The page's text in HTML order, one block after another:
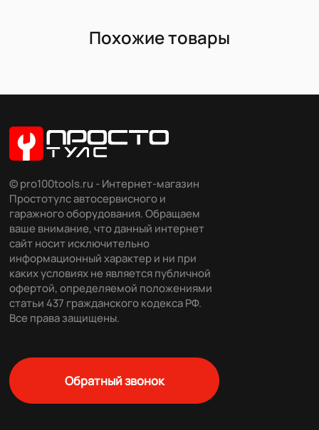
Похожие товары
© pro100tools.ru - Интернет-магазин
Простотулс автосервисного и
гаражного оборудования. Обращаем
ваше внимание, что данный интернет
сайт носит исключительно
информационный характер и ни при
каких условиях не является публичной
офертой, определяемой положениями
статьи 437 гражданского кодекса РФ.
Все права защищены.
Обратный звонок